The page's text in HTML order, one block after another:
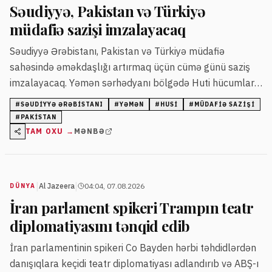
Səudiyyə, Pakistan və Türkiyə
müdafiə sazişi imzalayacaq
Səudiyyə Ərəbistanı, Pakistan və Türkiyə müdafiə
sahəsində əməkdaşlığı artırmaq üçün cümə günü saziş
imzalayacaq. Yəmən sərhədyanı bölgədə Huti hücumları
nəticəsində 11 mülki şəxs, o cümlədən uşaq yaralanıb.
#SƏUDIYYƏ ƏRƏBISTANI #YƏMƏN # HUSI # MÜDAFIƏ SAZIŞI
# PAKISTAN
TAM OXU → MƏNBƏ
DÜNYA Al Jazeera 04:04, 07.08.2026
İran parlament spikeri Trampın teatr
diplomatiyasını tənqid edib
İran parlamentinin spikeri Co Bayden hərbi təhdidlərdən
danışıqlara keçidi teatr diplomatiyası adlandırıb və ABŞ-ı